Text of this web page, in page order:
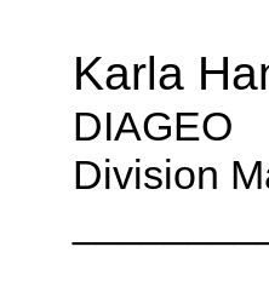
Karla
DIAGEO
Division